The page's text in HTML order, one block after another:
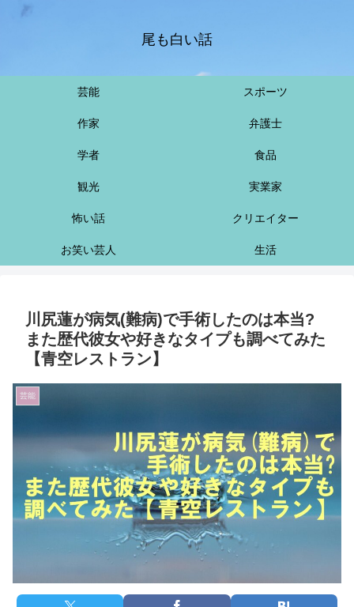
尾も白い話
芸能 スポーツ
作家 弁護士
学者 食品
観光 実業家
怖い話 クリエイター
お笑い芸人 生活
川尻蓮が病気(難病)で手術したのは本当?
また歴代彼女や好きなタイプも調べてみた
【青空レストラン】
芸能